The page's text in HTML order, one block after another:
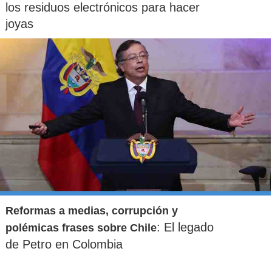
los residuos electrónicos para hacer
joyas
Reformas a medias, corrupción y
polémicas frases sobre Chile: El legado
de Petro en Colombia